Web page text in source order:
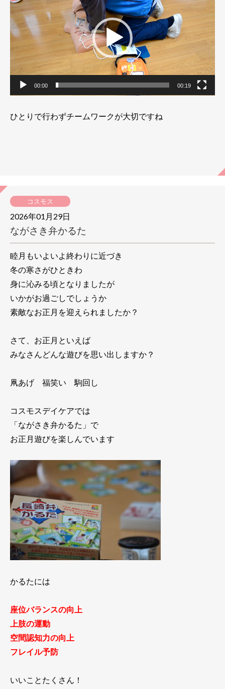
プ
レ
ー
ヤ
ー
00:00 00:19
ひとりで行わずチームワークが大切ですね
コスモス
2026年01月29日
ながさき弁かるた
睦月もいよいよ終わりに近づき
冬の寒さがひときわ
身に沁みる頃となりましたが
いかがお過ごしでしょうか
素敵なお正月を迎えられましたか？
さて、お正月といえば
みなさんどんな遊びを思い出しますか？
凧あげ 福笑い 駒回し
コスモスデイケアでは
「ながさき弁かるた」で
お正月遊びを楽しんでいます
かるたには
座位バランスの向上
上肢の運動
空間認知力の向上
フレイル予防
いいことたくさん！